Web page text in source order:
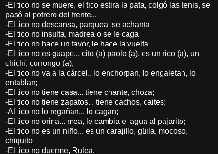
-El tico no se muere, el tico estira la pata, colgó las tenis, se
pasó al potrero del frente...
-El tico no descansa, parquea, se achanta
-El tico no insulta, madrea o se le caga
-El tico no hace un favor, le hace la vuelta
-El tico no es guapo... cito (a) paolo (a), es un rico (a), un
chichí, corrongo (a);
-El tico no va a la cárcel.. lo enchorpan, lo engaletan, lo
entablan;
-El tico no tiene casa... tiene chante, choza;
-El tico no tiene zapatos... tiene cachos, caites;
-Al tico no lo regañan... lo cagan;
-El tico no orina... mea, le cambia el agua al pajarito;
-El tico no es un niño... es un carajillo, güila, mocoso,
chiquito
-El tico no duerme, Rulea.